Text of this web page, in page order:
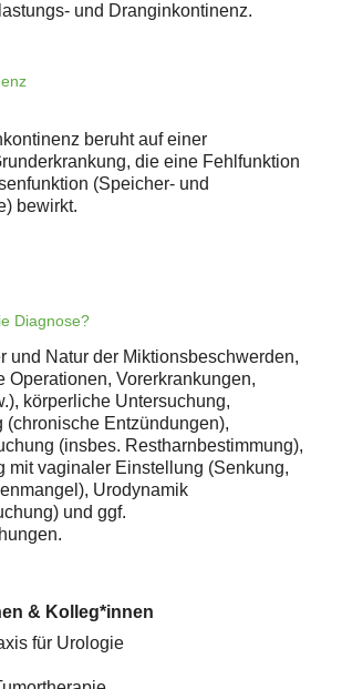
und Dranginkontinenz.
beruht auf einer
die eine Fehlfunktion
(Speicher- und
bewirkt.
Diagnose?
und Natur der Miktionsbeschwerden,
Operationen, Vorerkrankungen,
körperliche Untersuchung,
(chronische Entzündungen),
(insbes. Restharnbestimmung),
mit vaginaler Einstellung (Senkung,
Urodynamik
und ggf.
& Kolleg*innen
für Urologie